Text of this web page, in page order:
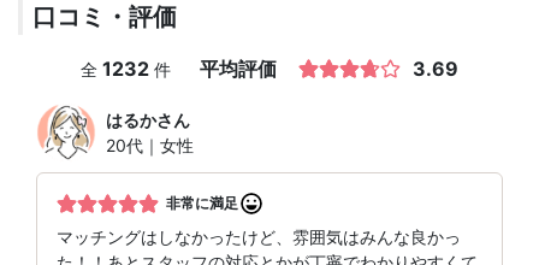
口コミ・評価
全 1232 件 平均評価 3.69
はるかさん
20代｜女性
非常に満足
マッチングはしなかったけど、雰囲気はみんな良かっ